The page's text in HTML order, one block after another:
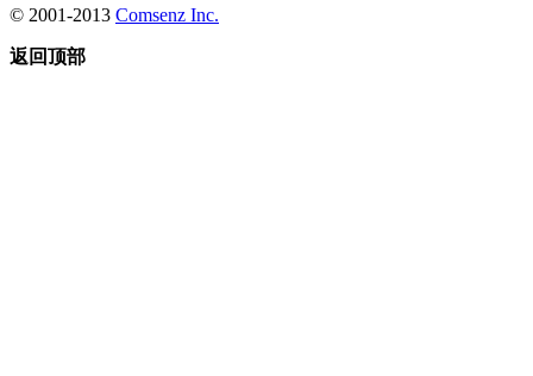
© 2001-2013 Comsenz Inc.
返回顶部